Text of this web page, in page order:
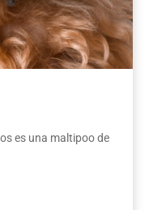
es una maltipoo de